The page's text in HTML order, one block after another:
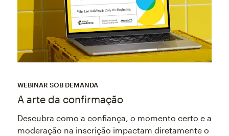
WEBINAR SOB DEMANDA
A arte da confirmação
Descubra como a confiança, o momento certo e a
moderação na inscrição impactam diretamente o